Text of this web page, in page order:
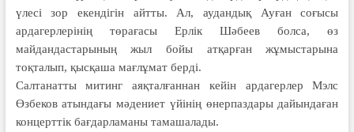
үлесі зор екендігін айтты. Ал, аудандық Ауған соғысы
ардагерлерінің төрағасы Ерлік Шәбеев болса, өз
майдандастарының жыл бойы атқарған жұмыстарына
тоқталып, қысқаша мағлұмат берді.
Салтанатты митинг аяқталғаннан кейін ардагерлер Мэлс
Өзбеков атын­дағы мәдениет үйінің өнерпаздары дайын­даған
концерттік бағдарламаны тама­шалады.